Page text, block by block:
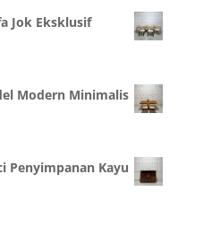
Jok Eksklusif
Modern Minimalis
Penyimpanan Kayu